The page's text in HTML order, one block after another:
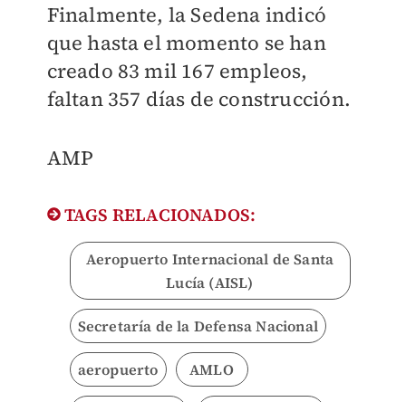
Finalmente, la Sedena indicó
que hasta el momento se han
creado 83 mil 167 empleos,
faltan 357 días de construcción.
​AMP
TAGS RELACIONADOS:
Aeropuerto Internacional de Santa
Lucía (AISL)
Secretaría de la Defensa Nacional
aeropuerto AMLO